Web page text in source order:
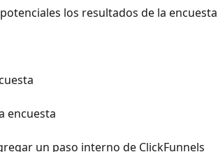
los resultados de la encuesta
encuesta
un paso interno de ClickFunnels